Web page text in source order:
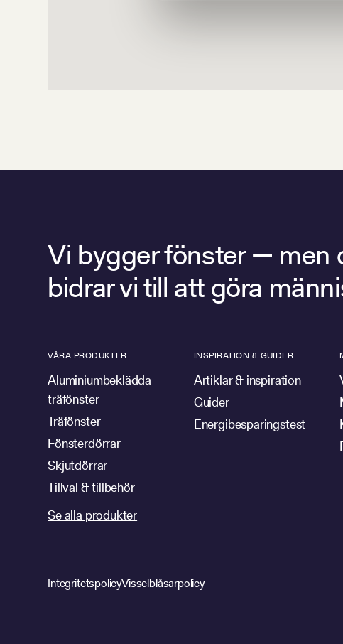
Vi bygger fönster — men
bidrar vi till att göra
VÅRA PRODUKTER
Aluminiumbeklädda
träfönster
Träfönster
Fönsterdörrar
Skjutdörrar
Tillval & tillbehör
Se alla produkter
INSPIRATION & GUIDER
Artiklar & inspiration
Guider
Energibesparingstest
IntegritetspolicyVisselblåsarpolicy